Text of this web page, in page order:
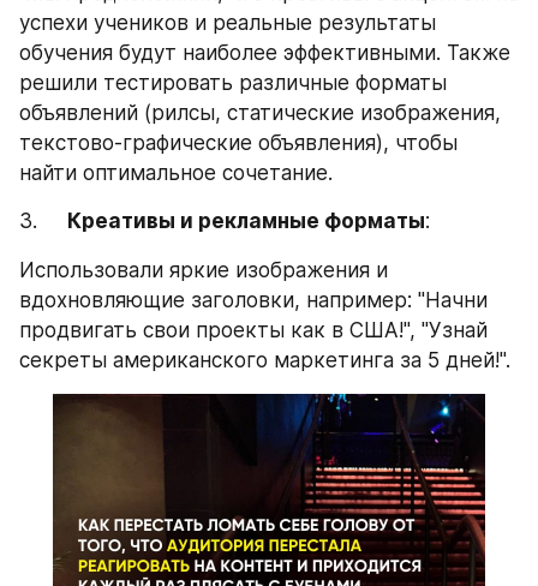
успехи учеников и реальные результаты
обучения будут наиболее эффективными. Также
решили тестировать различные форматы
объявлений (рилсы, статические изображения,
текстово-графические объявления), чтобы
найти оптимальное сочетание.
3.
Креативы и рекламные форматы:
Использовали яркие изображения и
вдохновляющие заголовки, например: "Начни
продвигать свои проекты как в США!", "Узнай
секреты американского маркетинга за 5 дней!".